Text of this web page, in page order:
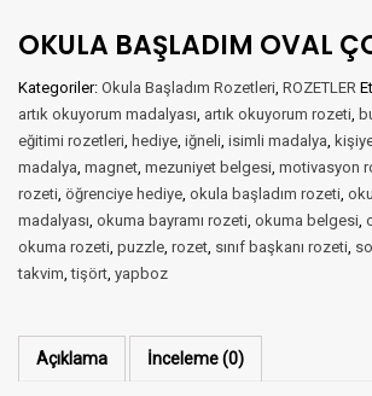
OKULA BAŞLADIM OVAL
Kategoriler: Okula Başladım Rozetleri ROZETLER
artık okuyorum madalyası artık okuyorum rozeti
eğitimi rozetleri hediye iğneli isimli madalya
madalya magnet mezuniyet belgesi motivasyon
rozeti öğrenciye hediye okula başladım rozeti
madalyası okuma bayramı rozeti okuma belgesi
okuma rozeti puzzle rozet sınıf başkanı rozeti
takvim ,tişört yapboz
Açıklama İnceleme (0)